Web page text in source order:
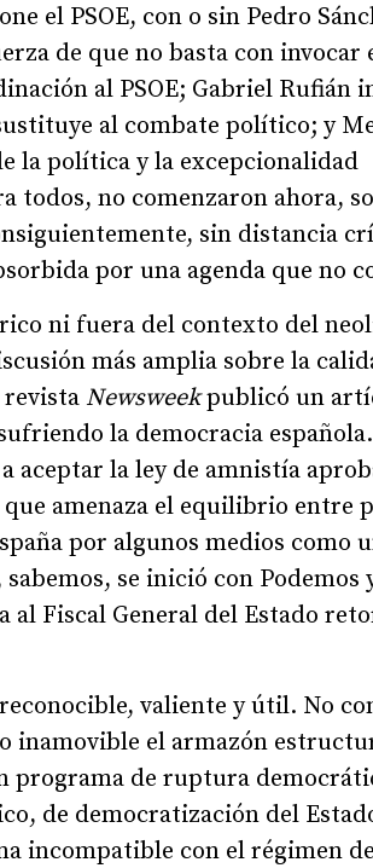
el PSOE, con o sin Pedro
de que no basta con invocar
al PSOE; Gabriel Rufián
al combate político; y
la política y la excepcionalidad
todos, no comenzaron ahora,
sin distancia
por una agenda que no
ni fuera del contexto del
más amplia sobre la
revista Newsweekpublicó un
la democracia
aceptar la ley de amnistía
amenaza el equilibrio entre
por algunos medios como
se inició con Podemos
al Fiscal General del Estado
valiente y útil. No
inamovible el armazón
programa de ruptura
de democratización del
incompatible con el régimen